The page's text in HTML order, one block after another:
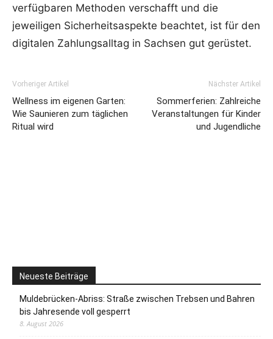
verfügbaren Methoden verschafft und die
jeweiligen Sicherheitsaspekte beachtet, ist für den
digitalen Zahlungsalltag in Sachsen gut gerüstet.
Vorheriger Artikel
Wellness im eigenen Garten:
Wie Saunieren zum täglichen
Ritual wird
Nächster Artikel
Sommerferien: Zahlreiche
Veranstaltungen für Kinder
und Jugendliche
Neueste Beiträge
Muldebrücken-Abriss: Straße zwischen Trebsen und Bahren
bis Jahresende voll gesperrt
8. August 2026